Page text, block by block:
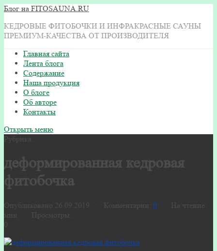
Блог на FITOSAUNA.RU
КЕДРОВЫЕ ФИТОБОЧКИ И ИНФРАКРАСНЫЕ САУНЫ
ПРЕМИУМ-КАЧЕСТВА ОТ ПРОИЗВОДИТЕЛЯ
Главная сайта
Лента блога
Содержание
Наша продукция
О блоге
Об авторе
Контакты
Открыть меню
Рубрика:
деформированная кедровая
фитобочка
Опубликовано 26.09.2019 · Комментарии: 0 · На чтение:
мин · Просмотры:
0